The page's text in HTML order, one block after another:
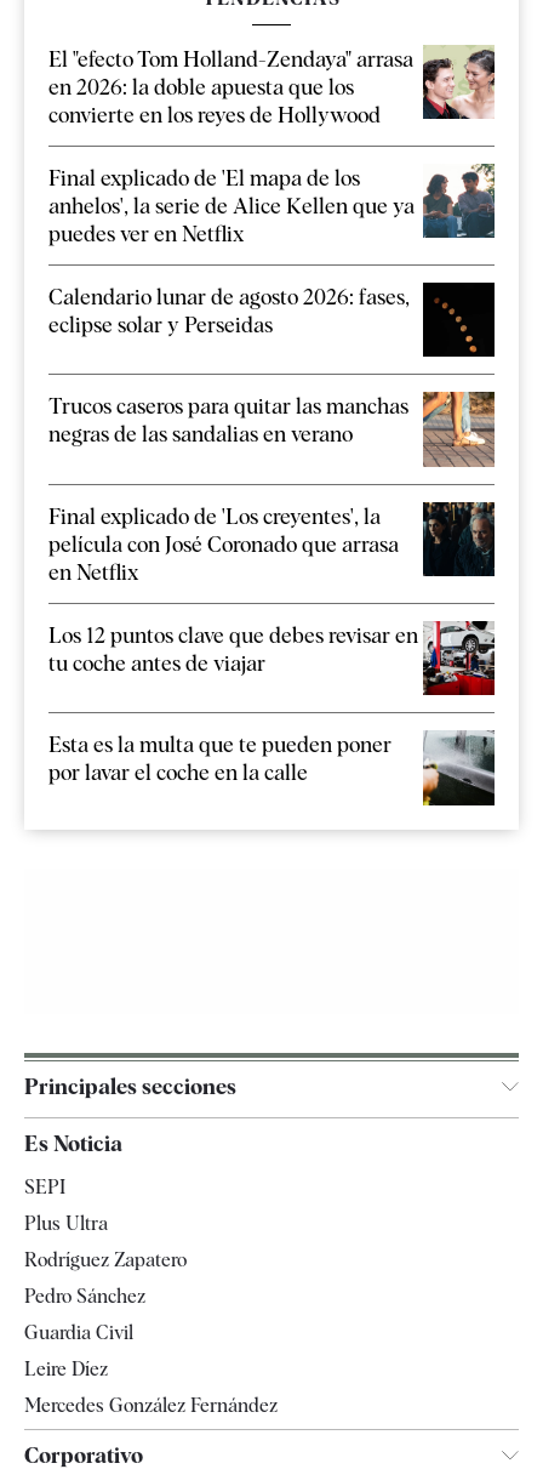
El "efecto Tom Holland-Zendaya" arrasa
en 2026: la doble apuesta que los
convierte en los reyes de Hollywood
Final explicado de 'El mapa de los
anhelos', la serie de Alice Kellen que ya
puedes ver en Netflix
Calendario lunar de agosto 2026: fases,
eclipse solar y Perseidas
Trucos caseros para quitar las manchas
negras de las sandalias en verano
Final explicado de 'Los creyentes', la
película con José Coronado que arrasa
en Netflix
Los 12 puntos clave que debes revisar en
tu coche antes de viajar
Esta es la multa que te pueden poner
por lavar el coche en la calle
Principales secciones
España
Televisión
Es Noticia
SEPI
Plus Ultra
Rodríguez Zapatero
Pedro Sánchez
Guardia Civil
Leire Díez
Mercedes González Fernández
Corporativo